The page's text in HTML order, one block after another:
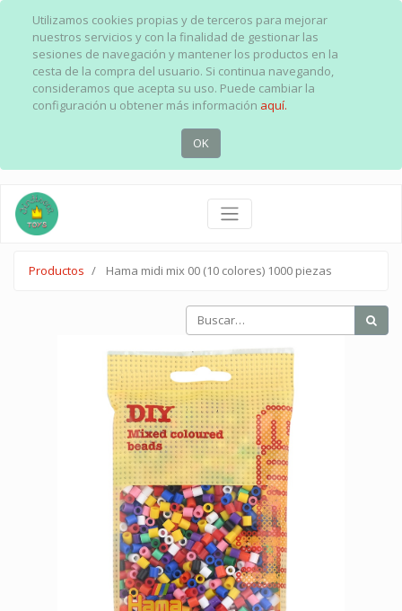
Utilizamos cookies propias y de terceros para mejorar
nuestros servicios y con la finalidad de gestionar las
sesiones de navegación y mantener los productos en la
cesta de la compra del usuario. Si continua navegando,
consideramos que acepta su uso. Puede cambiar la
configuración u obtener más información aquí.
OK
Productos Hama midi mix 00 (10 colores) 1000 piezas